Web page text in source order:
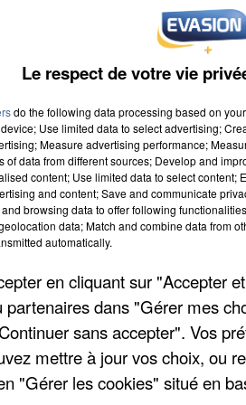
DJO
End Of Beginning
KATSEYE
Le respect de votre vie
do the following data processing based on
Use limited data to select advertising;
Measure advertising performance;
of data from different sources; Develop and
content; Use limited data to select content;
and content; Save and communicate
browsing data to offer following
data; Match and combine data from
automatically.
en cliquant sur "Accepter
partenaires dans "Gérer mes
sans accepter". Vos
mettre à jour vos choix, ou
"Gérer les cookies" situé en